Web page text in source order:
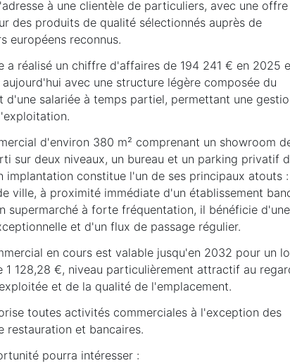
à une clientèle de particuliers, avec une offre
des produits de qualité sélectionnés auprès de
européens reconnus.
a réalisé un chiffre d'affaires de 194 241 € en 2025
avec une structure légère composée du
d'une salariée à temps partiel, permettant une
d'environ 380 m² comprenant un showroom
sur deux niveaux, un bureau et un parking privatif
implantation constitue l'un de ses principaux atouts
ville, à proximité immédiate d'un établissement
supermarché à forte fréquentation, il bénéficie d'une
et d'un flux de passage régulier.
en cours est valable jusqu'en 2032 pour un
1 128,28 €, niveau particulièrement attractif au
et de la qualité de l'emplacement.
toutes activités commerciales à l'exception des
restauration et bancaires.
pourra intéresser :